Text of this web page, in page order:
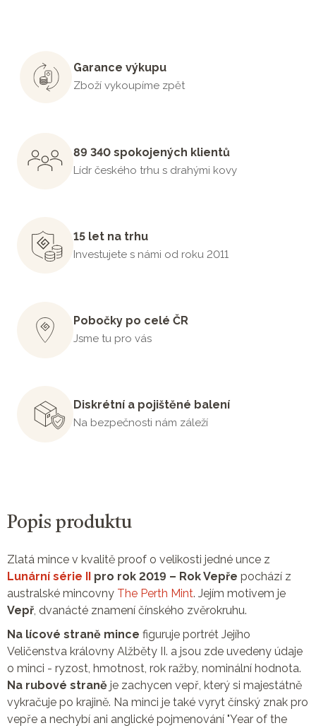
Garance výkupu
Zboží vykoupíme zpět
89 340 spokojených klientů
Lídr českého trhu s drahými kovy
15 let na trhu
Investujete s námi od roku 2011
Pobočky po celé ČR
Jsme tu pro vás
Diskrétní a pojištěné balení
Na bezpečnosti nám záleží
Popis produktu
Zlatá mince v kvalitě proof o velikosti jedné unce z
Lunární série II pro rok 2019 – Rok Vepře pochází z
australské mincovny The Perth Mint. Jejím motivem je
Vepř, dvanácté znamení čínského zvěrokruhu.
Na lícové straně mince figuruje portrét Jejího
Veličenstva královny Alžběty II. a jsou zde uvedeny údaje
o minci - ryzost, hmotnost, rok ražby, nominální hodnota.
Na rubové straně je zachycen vepř, který si majestátně
vykračuje po krajině. Na minci je také vyryt čínský znak pro
vepře a nechybí ani anglické pojmenování "Year of the